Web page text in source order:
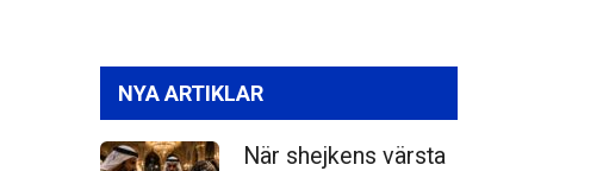
NYA ARTIKLAR
När shejkens värsta